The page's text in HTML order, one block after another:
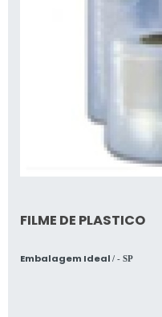
FILME DE PLASTICO
Embalagem Ideal / - SP